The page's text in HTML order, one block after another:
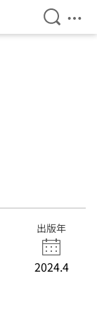
検索を
メ
出版年
2024.4